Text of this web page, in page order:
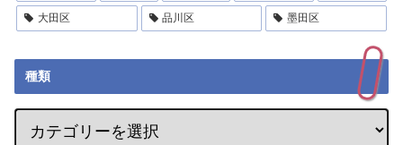
大田区 品川区 墨田区
種類